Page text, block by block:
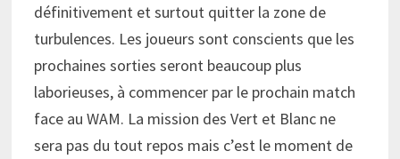
définitivement et surtout quitter la zone de
turbulences. Les joueurs sont conscients que les
prochaines sorties seront beaucoup plus
laborieuses, à commencer par le prochain match
face au WAM. La mission des Vert et Blanc ne
sera pas du tout repos mais c’est le moment de